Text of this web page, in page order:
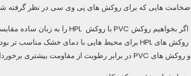
ضخامت هایی که برای روکش های پی وی سی در نظر گرفته شده است ۰/۲ تا ۳
اگر بخواهیم روکش PVC با روکش HPL را به زبان ساده مقایسه کنیم:
روکش های HPL برای محیط هایی با دمای خشک مناسب تر بوده.
و روکش های PVC در برابر رطوبت از مقاومت بیشتری برخوردار هستند.